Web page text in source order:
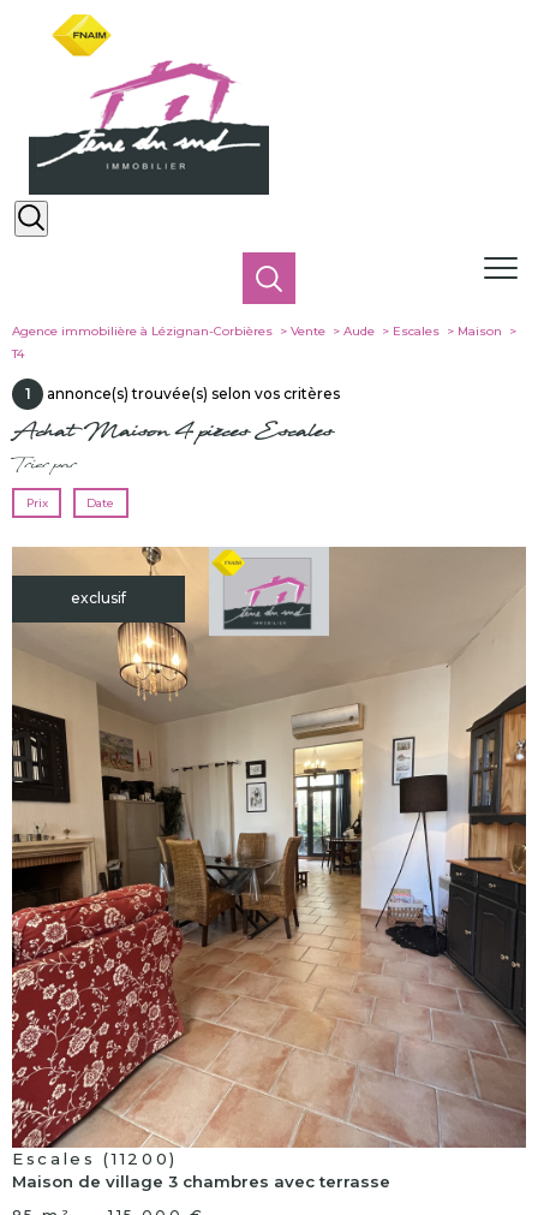
Agence immobilière à Lézignan-Corbières Vente Aude Escales
Maison
T4
1 annonce(s) trouvée(s) selon vos critères
Achat Maison 4 pièces Escales
Trier par
Prix Date
exclusif
voir le
bien
Escales (11200)
Maison de village 3 chambres avec terrasse